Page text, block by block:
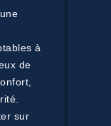
à
de
sur